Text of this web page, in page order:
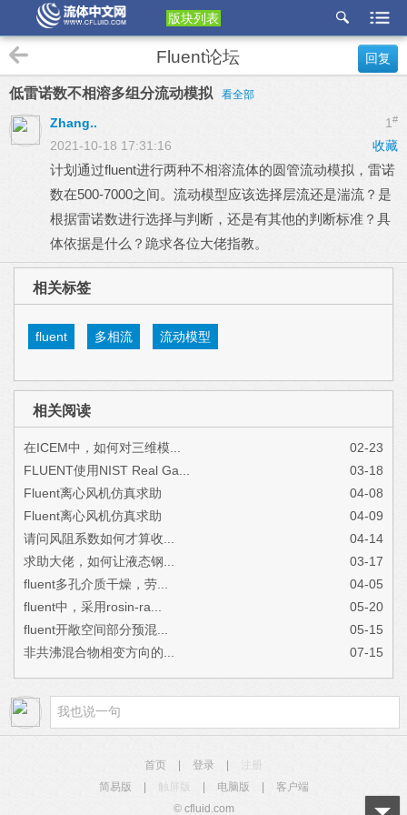
版块列表
etu
p
回复
Fluent论坛
低雷诺数不相溶多组分流动模拟 看全部
1 #
Zhang..
收藏
2021-10-18 17:31:16
计划通过fluent进行两种不相溶流体的圆管流动模拟，雷诺
数在500-7000之间。流动模型应该选择层流还是湍流？是
根据雷诺数进行选择与判断，还是有其他的判断标准？具
体依据是什么？跪求各位大佬指教。
相关标签
fluent 多相流 流动模型
相关阅读
在ICEM中，如何对三维模...
02-23
FLUENT使用NIST Real Ga...
03-18
Fluent离心风机仿真求助
04-08
Fluent离心风机仿真求助
04-09
请问风阻系数如何才算收...
04-14
求助大佬，如何让液态钢...
03-17
fluent多孔介质干燥，劳...
04-05
fluent中，采用rosin-ra...
05-20
fluent开敞空间部分预混...
05-15
非共沸混合物相变方向的...
07-15
首页 登录
简易版
触屏版 电脑版
客户端
© cfluid.com